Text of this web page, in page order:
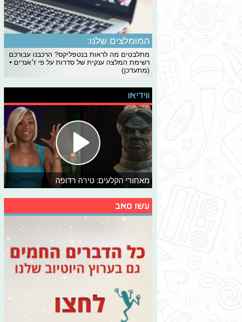
המומלצים שלנו:
מתלבטים מה לראות בנטפליקס? הרכבנו עבורכם
רשימת המלצה ענקית של סדרות על פי ז׳אנרים •
(מתעדכן)
ווידיאו
מאחורי הקלעים: טירה רדופה
עשו סאב